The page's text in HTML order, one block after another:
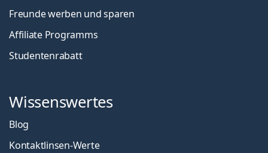
Freunde werben und sparen
Affiliate Programms
Studentenrabatt
Wissenswertes
Blog
Kontaktlinsen-Werte